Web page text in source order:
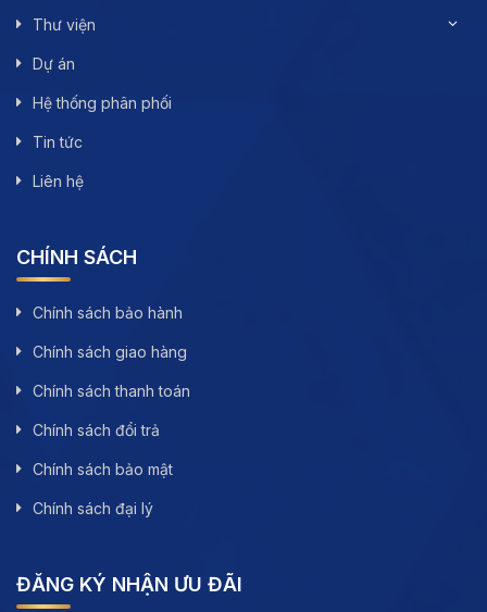
Thư viện
Dự án
Hệ thống phân phối
Tin tức
Liên hệ
CHÍNH SÁCH
Chính sách bảo hành
Chính sách giao hàng
Chính sách thanh toán
Chính sách đổi trả
Chính sách bảo mật
Chính sách đại lý
ĐĂNG KÝ NHẬN ƯU ĐÃI